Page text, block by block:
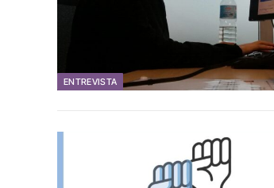
ENTREVISTA